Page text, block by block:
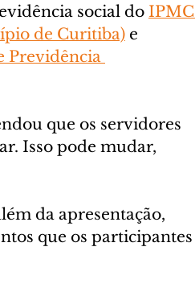
social do IPMC
de Curitiba) e
Previdência
que os servidores
Isso pode mudar,
da apresentação,
que os participantes